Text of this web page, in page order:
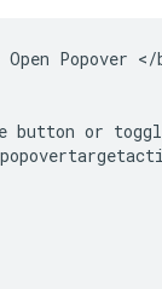
Popover </
button or